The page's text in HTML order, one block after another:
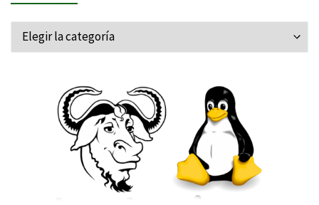
Categorías